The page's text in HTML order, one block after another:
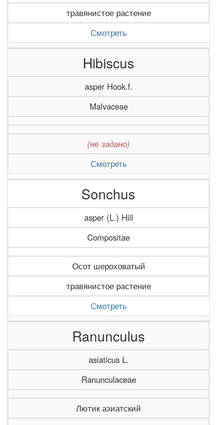
травянистое растение
Смотреть
Hibiscus
asper Hook.f.
Malvaceae
(не задано)
Смотреть
Sonchus
asper (L.) Hill
Compositae
Осот шероховатый
травянистое растение
Смотреть
Ranunculus
asiaticus L.
Ranunculaceae
Лютик азиатский